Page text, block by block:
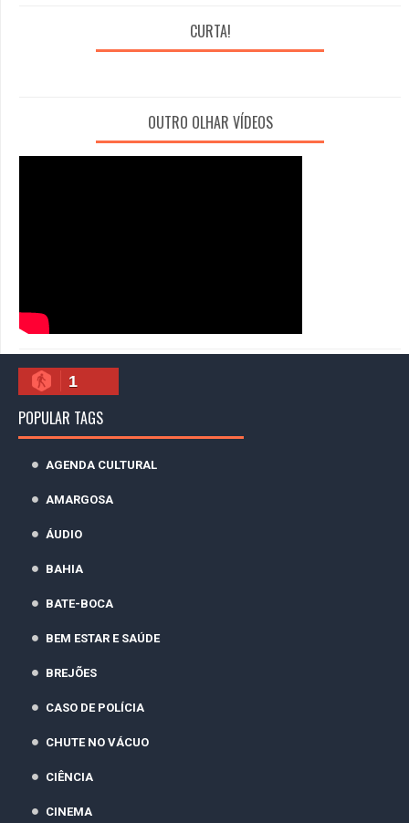
CURTA!
OUTRO OLHAR VÍDEOS
1
POPULAR TAGS
AGENDA CULTURAL
AMARGOSA
ÁUDIO
BAHIA
BATE-BOCA
BEM ESTAR E SAÚDE
BREJÕES
CASO DE POLÍCIA
CHUTE NO VÁCUO
CIÊNCIA
CINEMA